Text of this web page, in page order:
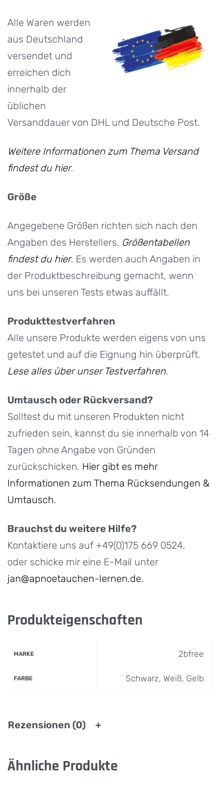
Alle Waren werden
aus Deutschland
versendet und
erreichen dich
innerhalb der
üblichen
Versanddauer von DHL und Deutsche Post.
Weitere Informationen zum Thema Versand
findest du hier.
Größe
Angegebene Größen richten sich nach den
Angaben des Herstellers. Größentabellen
findest du hier. Es werden auch Angaben in
der Produktbeschreibung gemacht, wenn
uns bei unseren Tests etwas auffällt.
Produkttestverfahren
Alle unsere Produkte werden eigens von uns
getestet und auf die Eignung hin überprüft.
Lese alles über unser Testverfahren.
Umtausch oder Rückversand?
Solltest du mit unseren Produkten nicht
zufrieden sein, kannst du sie innerhalb von 14
Tagen ohne Angabe von Gründen
zurückschicken. Hier gibt es mehr
Informationen zum Thema Rücksendungen &
Umtausch.
Brauchst du weitere Hilfe?
Kontaktiere uns auf +49(0)175 669 0524,
oder schicke mir eine E-Mail unter
jan@apnoetauchen-lernen.de.
Produkteigenschaften
MARKE 2bfree
FARBE Schwarz, Weiß, Gelb
Rezensionen (0)
Ähnliche Produkte